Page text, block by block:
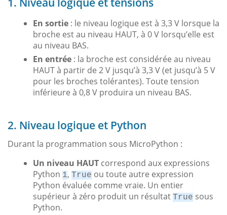
En sortie : le niveau logique est à 3,3 V lorsque la
broche est au niveau HAUT, à 0 V lorsqu’elle est
au niveau BAS.
En entrée : la broche est considérée au niveau
HAUT à partir de 2 V jusqu’à 3,3 V (et jusqu’à 5 V
pour les broches tolérantes). Toute tension
inférieure à 0,8 V produira un niveau BAS.
2. Niveau logique et Python
Durant la programmation sous MicroPython :
Un niveau HAUT correspond aux expressions
Python 1, True ou toute autre expression
Python évaluée comme vraie. Un entier
supérieur à zéro produit un résultat True sous
Python.